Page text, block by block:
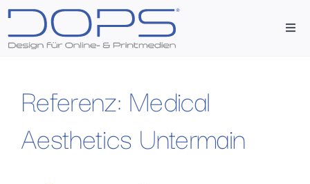
Zum
springen
Referenz: Medical
Aesthetics Untermain